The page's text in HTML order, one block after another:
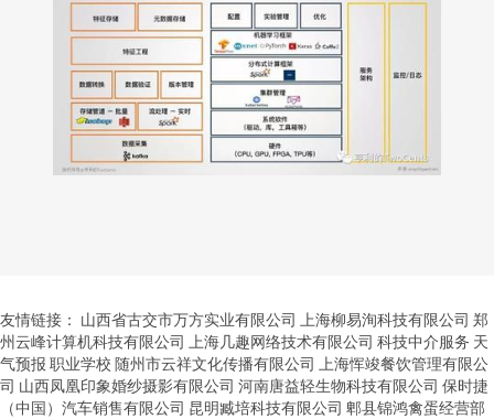
友情链接： 山西省古交市万方实业有限公司 上海柳易洵科技有限公司 郑
州云峰计算机科技有限公司
上海几趣网络技术有限公司 科技中介服务 天
气预报 职业学校 随州市云祥文化传播有限公司
上海恽竣餐饮管理有限公
司 山西凤凰印象婚纱摄影有限公司 河南唐益轻生物科技有限公司 保时捷
（中国）汽车销售有限公司 昆明臧培科技有限公司 郫县锦鸿禽蛋经营部